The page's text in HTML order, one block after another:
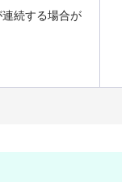
続する場合が